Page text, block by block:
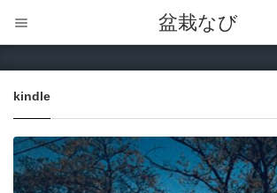
盆栽なび
kindle
サイト内検索